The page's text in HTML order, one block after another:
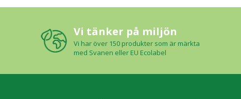
Vi tänker på miljön
Vi har över 150 produkter som är märkta
med Svanen eller EU Ecolabel